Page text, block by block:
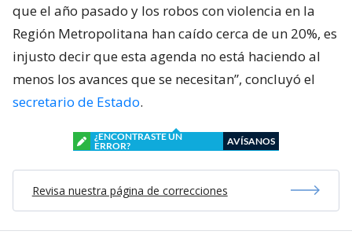
que el año pasado y los robos con violencia en la
Región Metropolitana han caído cerca de un 20%, es
injusto decir que esta agenda no está haciendo al
menos los avances que se necesitan”, concluyó el
secretario de Estado.
¿ENCONTRASTE UN
ERROR?
AVÍSANOS
Revisa nuestra página de correcciones